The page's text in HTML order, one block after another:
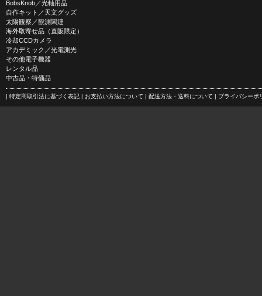
BobsKnob／光軸用品
自作キット／天文グッズ
太陽観察／観測関連
海外取寄せ品（直販限定）
冷却CCDカメラ
アカデミック／光電測光
その他電子機器
レンタル品
中古品・特価品
| 特定商取引法に基づく表記 | お支払い方法について | 配送方法・送料について | プライバシーポ